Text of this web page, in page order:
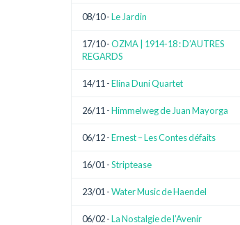
08/10 -Le Jardin
17/10 -OZMA | 1914-18 : D’AUTRES
REGARDS
14/11 -Elina Duni Quartet
26/11 -Himmelweg de Juan Mayorga
06/12 -Ernest – Les Contes défaits
16/01 -Striptease
23/01 -Water Music de Haendel
06/02 -La Nostalgie de l’Avenir